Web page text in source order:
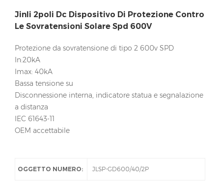
Jinli 2poli Dc Dispositivo Di Protezione Contro
Le Sovratensioni Solare Spd 600V
Protezione da sovratensione di tipo 2 600v SPD
In:20kA
Imax: 40kA
Bassa tensione su
Disconnessione interna, indicatore statua e segnalazione
a distanza
IEC 61643-11
OEM accettabile
OGGETTO NUMERO: JLSP-GD600/40/2P